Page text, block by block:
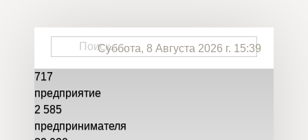
Суббота, 8 Августа 2026 г. 15:39
717
предприятие
2 585
предпринимателя